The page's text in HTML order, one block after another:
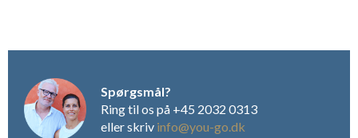
Spørgsmål?
Ring til os på +45 2032 0313
eller skriv info@you-go.dk